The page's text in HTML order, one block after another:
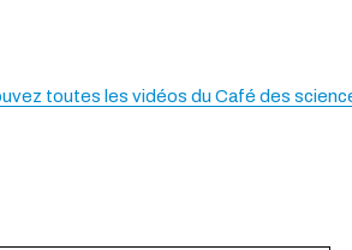
toutes les vidéos du Café des